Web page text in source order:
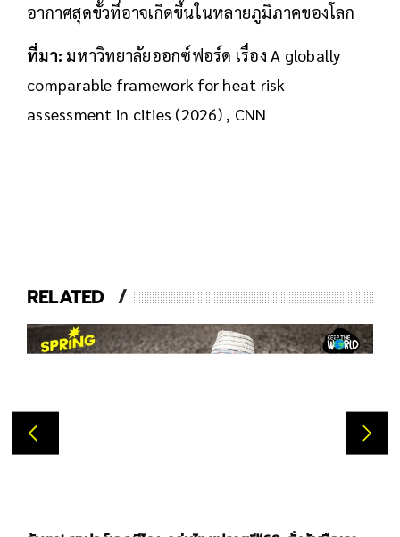
อากาศสุดขั้วที่อาจเกิดขึ้นในหลายภูมิภาคของโลก
ที่มา: มหาวิทยาลัยออกซ์ฟอร์ด เรื่อง A globally
comparable framework for heat risk
assessment in cities (2026) , CNN
RELATED